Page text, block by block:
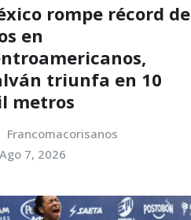
rompe récord de
en
triunfa en 10
metros
Francomacorisanos
Ago 7, 2026